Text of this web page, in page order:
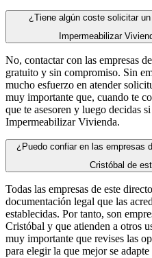
¿Tiene algún coste solicitar
Impermeabilizar
No, contactar con las empresas
gratuito y sin compromiso. Sin
mucho esfuerzo en atender
muy importante que, cuando te
que te asesoren y luego decidas
Impermeabilizar Vivienda.
¿Puedo confiar en las empresas
Cristóbal de
Todas las empresas de este
documentación legal que las
establecidas. Por tanto, son
Cristóbal y que atienden a otros
muy importante que revises las
para elegir la que mejor se adapte